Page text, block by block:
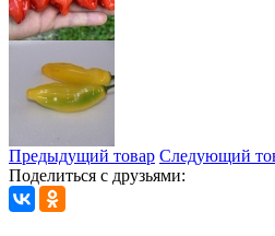
Предыдущий товар Следующий
Поделиться с друзьями: